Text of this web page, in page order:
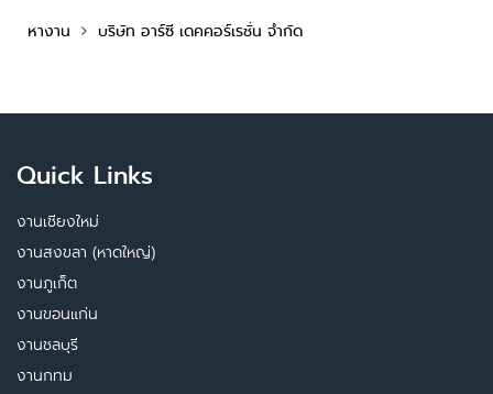
หางาน บริษัท อาร์ซี เดคคอร์เรชั่น จำกัด
Quick Links
งานเชียงใหม่
งานสงขลา (หาดใหญ่)
งานภูเก็ต
งานขอนแก่น
งานชลบุรี
งานกทม